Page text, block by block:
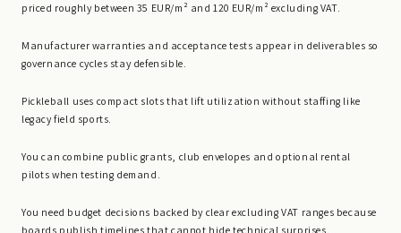
priced roughly between 35 EUR/m² and 120 EUR/m² excluding VAT.
Manufacturer warranties and acceptance tests appear in deliverables so
governance cycles stay defensible.
Pickleball uses compact slots that lift utilization without staffing like
legacy field sports.
You can combine public grants, club envelopes and optional rental
pilots when testing demand.
You need budget decisions backed by clear excluding VAT ranges because
boards publish timelines that cannot hide technical surprises.